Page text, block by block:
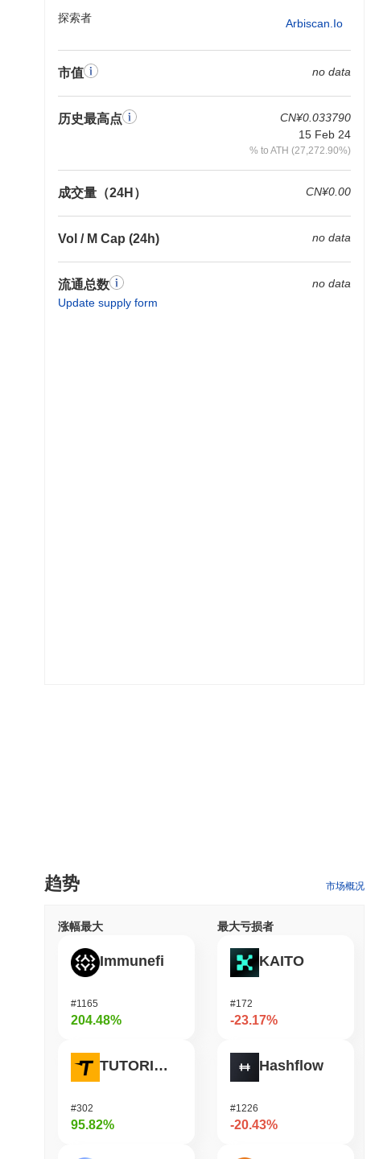
探索者 Arbiscan.io
市值 no data
历史最高点
CN¥0.033790
15 Feb 24
% to ATH (27,272.90%)
成交量（24H） CN¥0.00
Vol / M Cap (24h) no data
流通总数
Update supply form
no data
趋势 市场概况
涨幅最大
Immunefi
#1165
204.48%
TUTORIAL
#302
95.82%
最大亏损者
KAITO
#172
-23.17%
Hashflow
#1226
-20.43%